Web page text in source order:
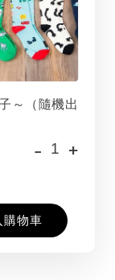
～（隨機出
- +
購物車